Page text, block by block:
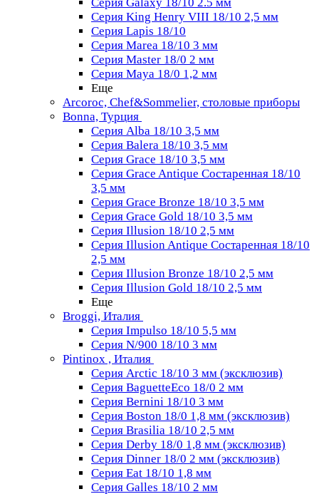
Серия King Henry VIII 18/10 2,5 мм
Серия Lapis 18/10
Серия Marea 18/10 3 мм
Серия Master 18/0 2 мм
Серия Maya 18/0 1,2 мм
Еще
Arcoroc, Chef&Sommelier, столовые приборы
Bonna, Турция
Серия Alba 18/10 3,5 мм
Серия Balera 18/10 3,5 мм
Серия Grace 18/10 3,5 мм
Серия Grace Antique Состаренная 18/10
3,5 мм
Серия Grace Bronze 18/10 3,5 мм
Серия Grace Gold 18/10 3,5 мм
Серия Illusion 18/10 2,5 мм
Серия Illusion Antique Состаренная 18/10
2,5 мм
Серия Illusion Bronze 18/10 2,5 мм
Серия Illusion Gold 18/10 2,5 мм
Еще
Broggi, Италия
Серия Impulso 18/10 5,5 мм
Серия N/900 18/10 3 мм
Pintinox , Италия
Серия Arctic 18/10 3 мм (эксклюзив)
Серия BaguetteEco 18/0 2 мм
Серия Bernini 18/10 3 мм
Серия Boston 18/0 1,8 мм (эксклюзив)
Серия Brasilia 18/10 2,5 мм
Серия Derby 18/0 1,8 мм (эксклюзив)
Серия Dinner 18/0 2 мм (эксклюзив)
Серия Eat 18/10 1,8 мм
Серия Galles 18/10 2 мм